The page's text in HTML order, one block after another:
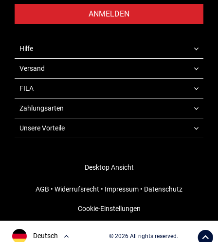
ANMELDEN
Hilfe
Versand
FILA
Zahlungsarten
Unsere Vorteile
Desktop Ansicht
AGB • Widerrufsrecht • Impressum • Datenschutz
Cookie-Einstellungen
Deutsch © 2026 All rights reserved.